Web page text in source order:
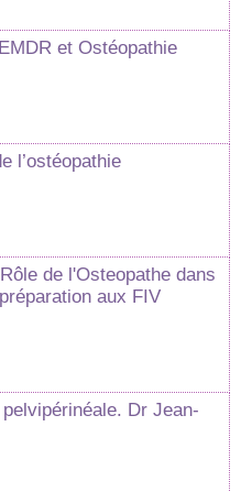
et Ostéopathie
l’ostéopathie
de l'Osteopathe dans
aux FIV
Dr Jean-